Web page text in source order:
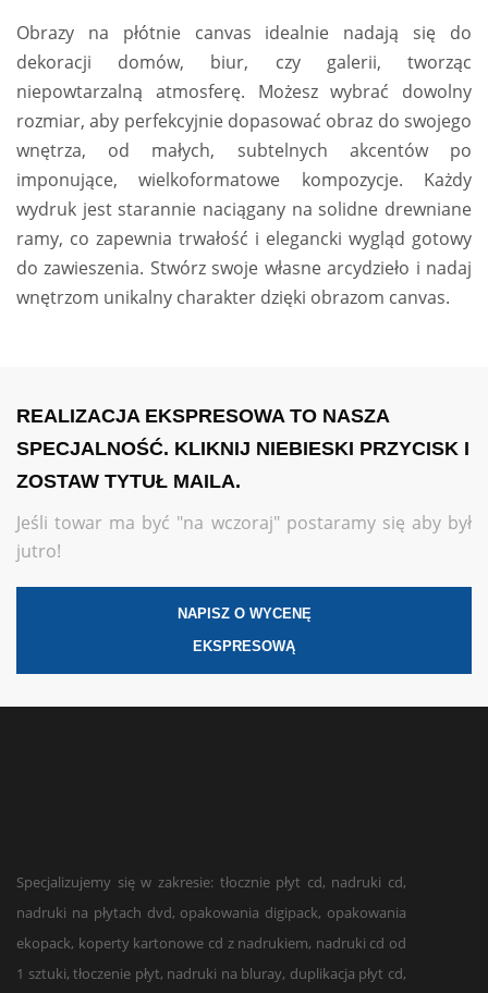
Obrazy na płótnie canvas idealnie nadają się do
dekoracji domów, biur, czy galerii, tworząc
niepowtarzalną atmosferę. Możesz wybrać dowolny
rozmiar, aby perfekcyjnie dopasować obraz do swojego
wnętrza, od małych, subtelnych akcentów po
imponujące, wielkoformatowe kompozycje. Każdy
wydruk jest starannie naciągany na solidne drewniane
ramy, co zapewnia trwałość i elegancki wygląd gotowy
do zawieszenia. Stwórz swoje własne arcydzieło i nadaj
wnętrzom unikalny charakter dzięki obrazom canvas.
REALIZACJA EKSPRESOWA TO NASZA
SPECJALNOŚĆ. KLIKNIJ NIEBIESKI PRZYCISK I
ZOSTAW TYTUŁ MAILA.
Jeśli towar ma być "na wczoraj" postaramy się aby był
jutro!
NAPISZ O WYCENĘ
EKSPRESOWĄ
Specjalizujemy się w zakresie: tłocznie płyt cd, nadruki cd,
nadruki na płytach dvd, opakowania digipack, opakowania
ekopack, koperty kartonowe cd z nadrukiem, nadruki cd od
1 sztuki, tłoczenie płyt, nadruki na bluray, duplikacja płyt cd,